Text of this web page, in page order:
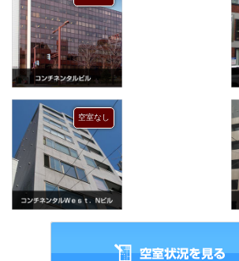
空室なし